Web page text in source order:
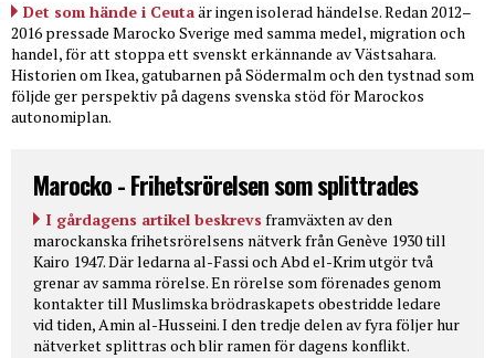
Det som hände i Ceutaär ingen isolerad händelse. Redan 2012–
2016 pressade Marocko Sverige med samma medel, migration och
handel, för att stoppa ett svenskt erkännande av Västsahara.
Historien om Ikea, gatubarnen på Södermalm och den tystnad som
följde ger perspektiv på dagens svenska stöd för Marockos
autonomiplan.
Marocko - Frihetsrörelsen som splittrades
I gårdagens artikel beskrevs framväxten av den
marockanska frihetsrörelsens nätverk från Genève 1930 till
Kairo 1947. Där ledarna al-Fassi och Abd el-Krim utgör två
grenar av samma rörelse. En rörelse som förenades genom
kontakter till Muslimska brödraskapets obestridde ledare
vid tiden, Amin al-Husseini. I den tredje delen av fyra följer hur
nätverket splittras och blir ramen för dagens konflikt.